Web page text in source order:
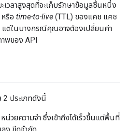
เวลาสูงสุดที่จะเก็บรักษาข้อมูลชิ้นหนึ่ง
หรือ time-to-live (TTL) ของแคช แคช
แต่ในบางกรณีคุณอาจต้องเปลี่ยนค่า
พของ API
2 ประเภทดังนี้
น่วยความจำ ซึ่งเข้าถึงได้เร็วขึ้นแต่พื้นที่